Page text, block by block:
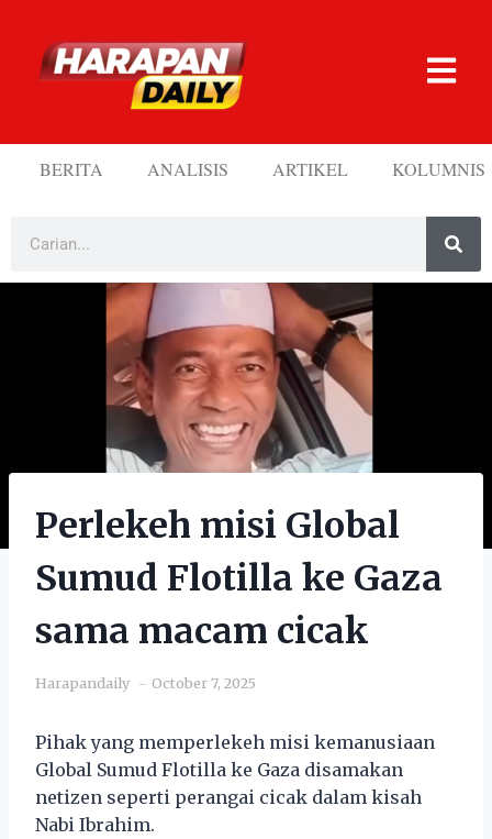
BERITA ANALISIS ARTIKEL KOLUMNIS
Perlekeh misi Global
Sumud Flotilla ke Gaza
sama macam cicak
Harapandaily October 7, 2025
Pihak yang memperlekeh misi kemanusiaan
Global Sumud Flotilla ke Gaza disamakan
netizen seperti perangai cicak dalam kisah
Nabi Ibrahim.